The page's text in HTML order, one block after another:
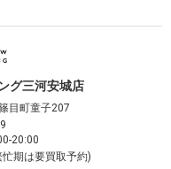
グ三河安城店
目町童子207
20:00
期は要買取予約)